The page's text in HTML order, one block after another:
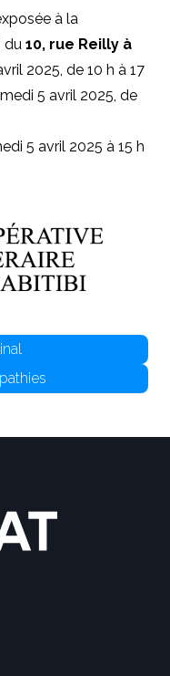
à la
du 10, rue Reilly à
2025, de 10 h à 17
5 avril 2025, de
5 avril 2025 à 15 h